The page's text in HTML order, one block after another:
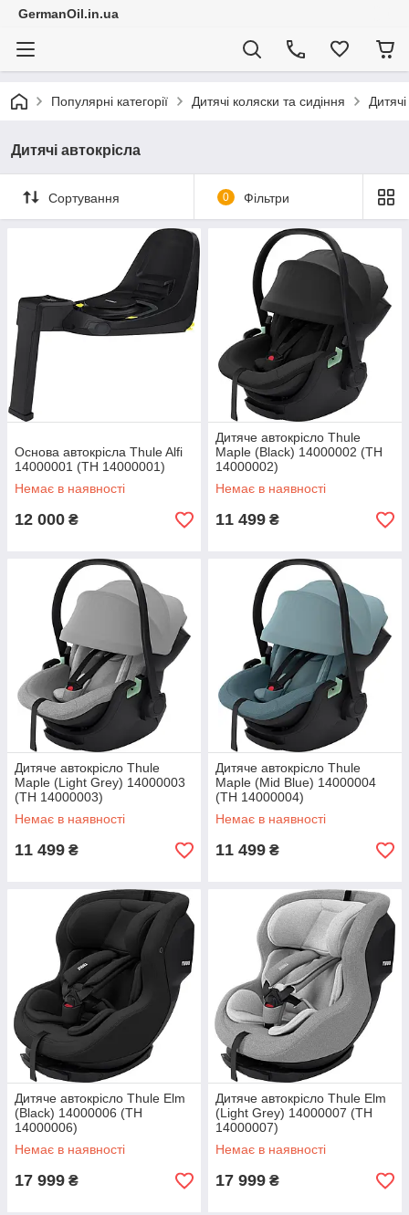
GermanOil.in.ua
Популярні категорії Дитячі коляски та сидіння
Дитячі автокрісла
Сортування 0 Фільтри
Основа автокрісла Thule Alfi
14000001 (TH 14000001)
Немає в наявності
12 000 ₴
Дитяче автокрісло Thule
Maple (Black) 14000002 (TH
14000002)
Немає в наявності
11 499 ₴
Дитяче автокрісло Thule
Maple (Light Grey) 14000003
(TH 14000003)
Немає в наявності
11 499 ₴
Дитяче автокрісло Thule
Maple (Mid Blue) 14000004
(TH 14000004)
Немає в наявності
11 499 ₴
Дитяче автокрісло Thule Elm
(Black) 14000006 (TH
14000006)
Немає в наявності
17 999 ₴
Дитяче автокрісло Thule Elm
(Light Grey) 14000007 (TH
14000007)
Немає в наявності
17 999 ₴